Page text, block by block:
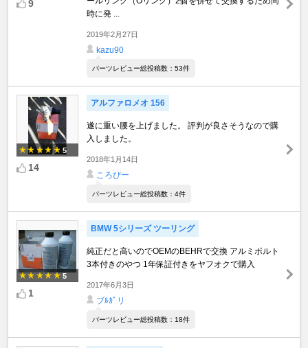
9
時に発 ...
2019年2月27日
kazu90
パーツレビュー総投稿数：53件
5
14
アルファロメオ 156
遂に重い腰を上げました。 評判が良さそうなので購
入しました。
2018年1月14日
ころぴー
パーツレビュー総投稿数：4件
5
1
BMW 5シリーズ ツーリング
純正だと高いのでOEMのBEHRで交換 アルミボルト
3本付きのやつ 1年保証付きをヤフオクで購入
2017年6月3日
ブﾙｶﾞリ
パーツレビュー総投稿数：18件